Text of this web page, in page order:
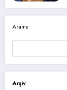
Arama
Arşiv